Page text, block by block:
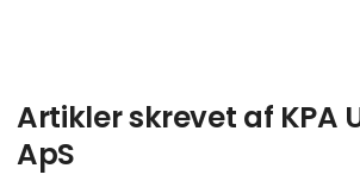
Artikler skrevet af KPA
ApS